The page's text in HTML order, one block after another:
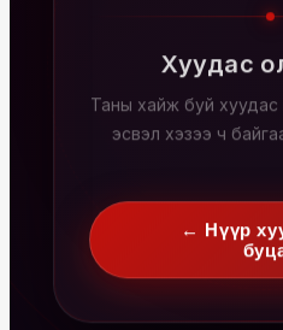
Хуудас
Таны хайж буй хуудас
эсвэл хэзээ ч
← Нүүр